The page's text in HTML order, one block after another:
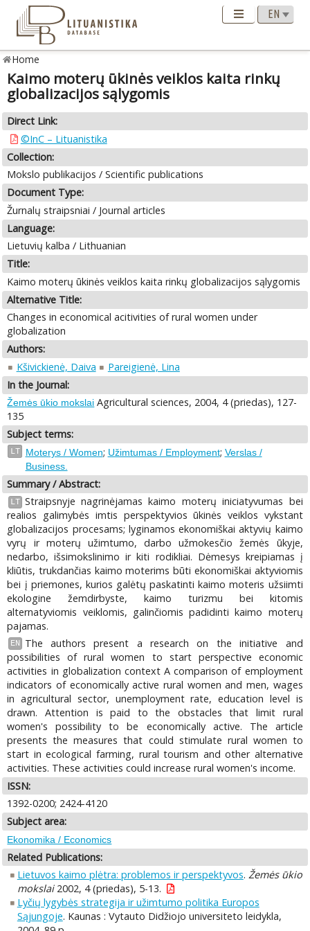
Home
Kaimo moterų ūkinės veiklos kaita rinkų
globalizacijos sąlygomis
Direct Link:
©InC – Lituanistika
Collection:
Mokslo publikacijos / Scientific publications
Document Type:
Žurnalų straipsniai / Journal articles
Language:
Lietuvių kalba / Lithuanian
Title:
Kaimo moterų ūkinės veiklos kaita rinkų globalizacijos sąlygomis
Alternative Title:
Changes in economical acitivities of rural women under
globalization
Authors:
Kšivickienė, Daiva
Pareigienė, Lina
In the Journal:
Žemės ūkio mokslai Agricultural sciences, 2004, 4 (priedas), 127-
135
Subject terms:
LT Moterys / Women; Užimtumas / Employment; Verslas /
Business.
Summary / Abstract:
LT Straipsnyje nagrinėjamas kaimo moterų iniciatyvumas bei
realios galimybės imtis perspektyvios ūkinės veiklos vykstant
globalizacijos procesams; lyginamos ekonomiškai aktyvių kaimo
vyrų ir moterų užimtumo, darbo užmokesčio žemės ūkyje,
nedarbo, išsimokslinimo ir kiti rodikliai. Dėmesys kreipiamas į
kliūtis, trukdančias kaimo moterims būti ekonomiškai aktyviomis
bei į priemones, kurios galėtų paskatinti kaimo moteris užsiimti
ekologine žemdirbyste, kaimo turizmu bei kitomis
alternatyviomis veiklomis, galinčiomis padidinti kaimo moterų
pajamas.
EN
The authors present a research on the initiative and
possibilities of rural women to start perspective economic
activities in globalization context A comparison of employment
indicators of economically active rural women and men, wages
in agricultural sector, unemployment rate, education level is
drawn. Attention is paid to the obstacles that limit rural
women's possibility to be economically active. The article
presents the measures that could stimulate rural women to
start in ecological farming, rural tourism and other alternative
activities. These activities could increase rural women's income.
ISSN:
1392-0200; 2424-4120
Subject area:
Ekonomika / Economics
Related Publications:
Lietuvos kaimo plėtra: problemos ir perspektyvos. Žemės ūkio
mokslai2002, 4 (priedas), 5-13.
Lyčių lygybės strategija ir užimtumo politika Europos
Sąjungoje. Kaunas : Vytauto Didžiojo universiteto leidykla,